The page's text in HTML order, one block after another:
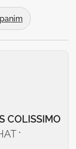
COLISSIMO
*